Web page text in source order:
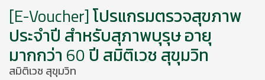
[E-Voucher] โปรแกรมตรวจสุขภาพ
ประจำปี สำหรับสุภาพบุรุษ อายุ
มากกว่า 60 ปี สมิติเวช สุขุมวิท
สมิติเวช สุขุมวิท